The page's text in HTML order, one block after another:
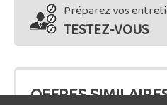
Préparez vos
TESTEZ-VOUS
OFFRES